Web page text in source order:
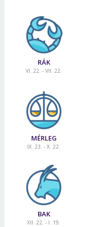
RÁK
VI. 22. - VII. 22.
MÉRLEG
IX. 23. - X. 22.
BAK
XII. 22. - I. 19.